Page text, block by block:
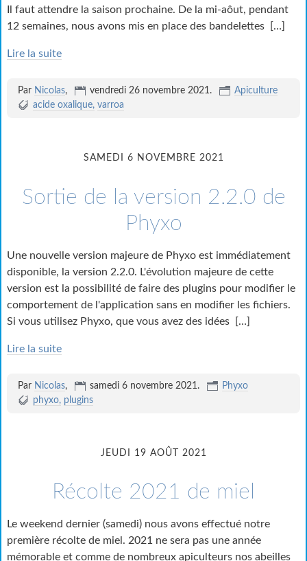
Il faut attendre la saison prochaine. De la mi-aôut, pendant
12 semaines, nous avons mis en place des bandelettes
[…]
Lire la suite
Par Nicolas, vendredi 26 novembre 2021.
Apiculture
acide oxalique varroa
SAMEDI 6 NOVEMBRE 2021
Sortie de la version 2.2.0 de
Phyxo
Une nouvelle version majeure de Phyxo est immédiatement
disponible, la version 2.2.0. L'évolution majeure de cette
version est la possibilité de faire des plugins pour modifier le
comportement de l'application sans en modifier les fichiers.
Si vous utilisez Phyxo, que vous avez des idées
[…]
Lire la suite
Par Nicolas, samedi 6 novembre 2021 .
Phyxo
phyxo plugins
JEUDI 19 AOÛT 2021
Récolte 2021 de miel
Le weekend dernier (samedi) nous avons effectué notre
première récolte de miel. 2021 ne sera pas une année
mémorable et comme de nombreux apiculteurs nos abeilles